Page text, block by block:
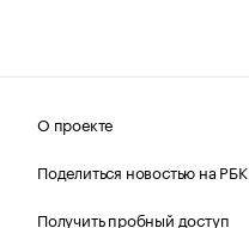
О проекте
Поделиться новостью на РБК
Получить пробный доступ